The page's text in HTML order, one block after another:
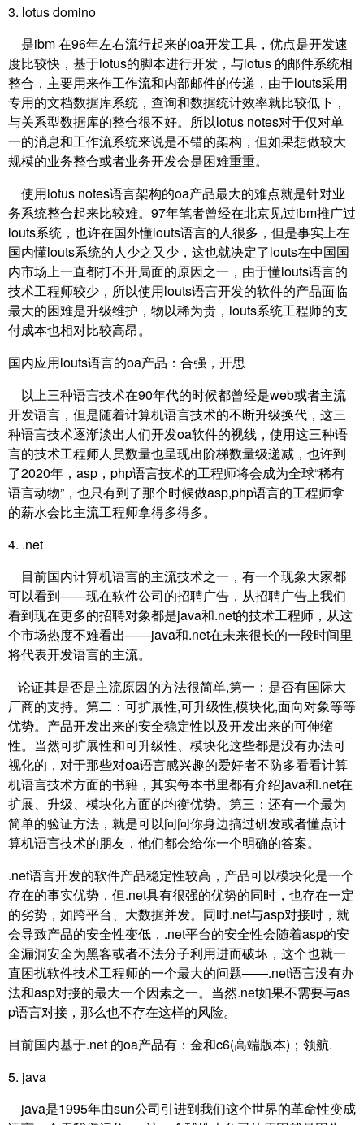
3. lotus domino
是ibm 在96年左右流行起来的oa开发工具，优点是开发速
度比较快，基于lotus的脚本进行开发，与lotus 的邮件系统相
整合，主要用来作工作流和内部邮件的传递，由于louts采用
专用的文档数据库系统，查询和数据统计效率就比较低下，
与关系型数据库的整合很不好。所以lotus notes对于仅对单
一的消息和工作流系统来说是不错的架构，但如果想做较大
规模的业务整合或者业务开发会是困难重重。
使用lotus notes语言架构的oa产品最大的难点就是针对业
务系统整合起来比较难。97年笔者曾经在北京见过ibm推广过
louts系统，也许在国外懂louts语言的人很多，但是事实上在
国内懂louts系统的人少之又少，这也就决定了louts在中国国
内市场上一直都打不开局面的原因之一，由于懂louts语言的
技术工程师较少，所以使用louts语言开发的软件的产品面临
最大的困难是升级维护，物以稀为贵，louts系统工程师的支
付成本也相对比较高昂。
国内应用louts语言的oa产品：合强，开思
以上三种语言技术在90年代的时候都曾经是web或者主流
开发语言，但是随着计算机语言技术的不断升级换代，这三
种语言技术逐渐淡出人们开发oa软件的视线，使用这三种语
言的技术工程师人员数量也呈现出阶梯数量级递减，也许到
了2020年，asp，php语言技术的工程师将会成为全球“稀有
语言动物”，也只有到了那个时候做asp,php语言的工程师拿
的薪水会比主流工程师拿得多得多。
4. .net
目前国内计算机语言的主流技术之一，有一个现象大家都
可以看到——现在软件公司的招聘广告，从招聘广告上我们
看到现在更多的招聘对象都是java和.net的技术工程师，从这
个市场热度不难看出——java和.net在未来很长的一段时间里
将代表开发语言的主流。
论证其是否是主流原因的方法很简单,第一：是否有国际大
厂商的支持。第二：可扩展性,可升级性,模块化,面向对象等等
优势。产品开发出来的安全稳定性以及开发出来的可伸缩
性。当然可扩展性和可升级性、模块化这些都是没有办法可
视化的，对于那些对oa语言感兴趣的爱好者不防多看看计算
机语言技术方面的书籍，其实每本书里都有介绍java和.net在
扩展、升级、模块化方面的均衡优势。第三：还有一个最为
简单的验证方法，就是可以问问你身边搞过研发或者懂点计
算机语言技术的朋友，他们都会给你一个明确的答案。
.net语言开发的软件产品稳定性较高，产品可以模块化是一个
存在的事实优势，但.net具有很强的优势的同时，也存在一定
的劣势，如跨平台、大数据并发。同时.net与asp对接时，就
会导致产品的安全性变低，.net平台的安全性会随着asp的安
全漏洞安全为黑客或者不法分子利用进而破坏，这个也就一
直困扰软件技术工程师的一个最大的问题——.net语言没有办
法和asp对接的最大一个因素之一。当然.net如果不需要与as
p语言对接，那么也不存在这样的风险。
目前国内基于.net 的oa产品有：金和c6(高端版本)；领航.
5. java
java是1995年由sun公司引进到我们这个世界的革命性变成